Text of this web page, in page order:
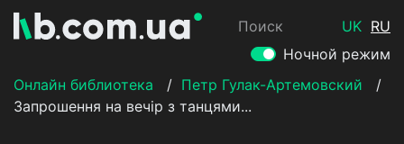
Поиск UK RU
Ночной режим
Онлайн библиотека
/ Петр Гулак-Артемовский
/
Запрошення на вечір з танцями...